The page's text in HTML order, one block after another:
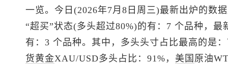
一览。今日(2026年7月8日周三)最新出炉的数
“超买”状态(多头超过80%)的有：7 个品种，
有：3 个品种。其中，多头头寸占比最高的是
货黄金XAU/USD多头占比：91%， 美国 原油